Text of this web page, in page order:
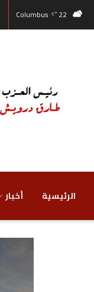
22
°C
Columbus
الرئيسية أخبار